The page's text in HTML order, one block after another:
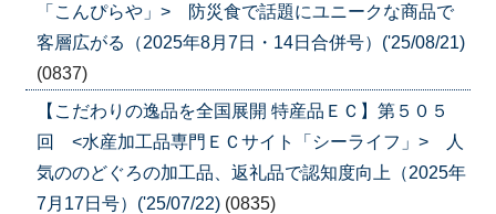
「こんぴらや」> 防災食で話題にユニークな商品で
客層広がる（2025年8月7日・14日合併号）('25/08/21)
(0837)
【こだわりの逸品を全国展開 特産品ＥＣ】第５０５
回 <水産加工品専門ＥＣサイト「シーライフ」> 人
気ののどぐろの加工品、返礼品で認知度向上（2025年
7月17日号）('25/07/22) (0835)